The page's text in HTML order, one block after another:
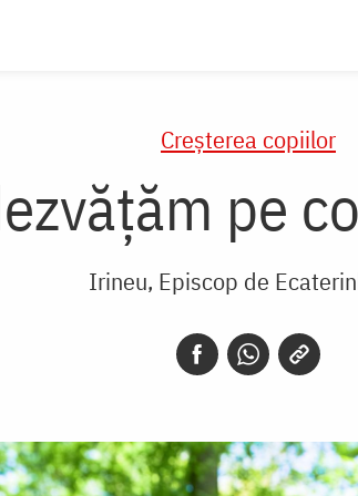
Creşterea copiilor
pe
Irineu, Episcop de